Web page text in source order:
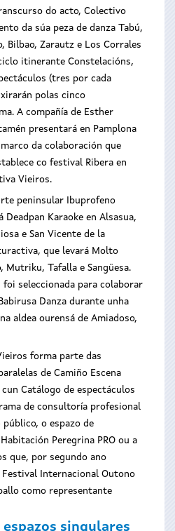
do acto, Colectivo
da súa peza de danza Tabú,
Bilbao, Zarautz e Los Corrales
itinerante Constelacións,
(tres por cada
polas cinco
A compañía de Esther
presentará en Pamplona
da colaboración que
co festival Ribera en
Vieiros.
peninsular Ibuprofeno
Karaoke en Alsasua,
e San Vicente de la
que levará Molto
Mutriku, Tafalla e Sangüesa.
foi seleccionada para colaborar
Danza durante unha
aldea ourensá de Amiadoso,
forma parte das
de Camiño Escena
Catálogo de espectáculos
de consultoría profesional
público, o espazo de
Peregrina PRO ou a
que, por segundo ano
Internacional Outono
como representante
singulares